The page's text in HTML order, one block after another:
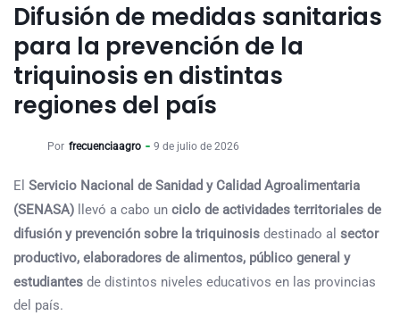
Difusión de medidas sanitarias
para la prevención de la
triquinosis en distintas
regiones del país
Por frecuenciaagro 9 de julio de 2026
El Servicio Nacional de Sanidad y Calidad Agroalimentaria
(SENASA) llevó a cabo un ciclo de actividades territoriales de
difusión y prevención sobre la triquinosis destinado al sector
productivo, elaboradores de alimentos, público general y
estudiantes de distintos niveles educativos en las provincias
del país.